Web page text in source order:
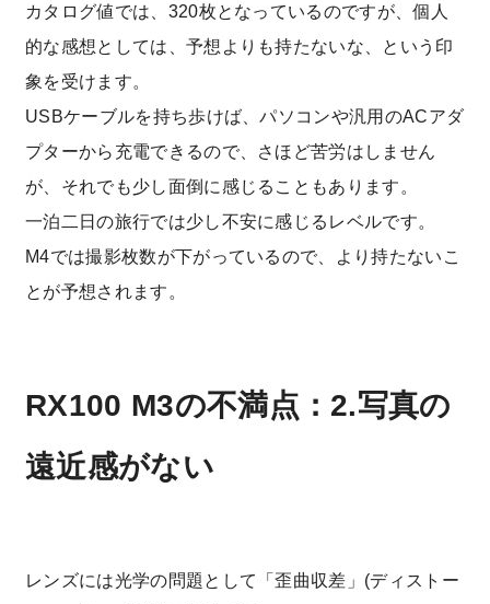
カタログ値では、320枚となっているのですが、個人
的な感想としては、予想よりも持たないな、という印
象を受けます。
USBケーブルを持ち歩けば、パソコンや汎用のACアダ
プターから充電できるので、さほど苦労はしません
が、それでも少し面倒に感じることもあります。
一泊二日の旅行では少し不安に感じるレベルです。
M4では撮影枚数が下がっているので、より持たないこ
とが予想されます。
RX100 M3の不満点：2.写真の
遠近感がない
レンズには光学の問題として「歪曲収差」(ディストー